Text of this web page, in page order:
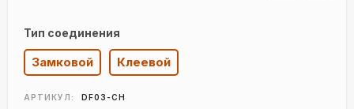
Тип соединения
Замковой Клеевой
АРТИКУЛ: DF03-CH